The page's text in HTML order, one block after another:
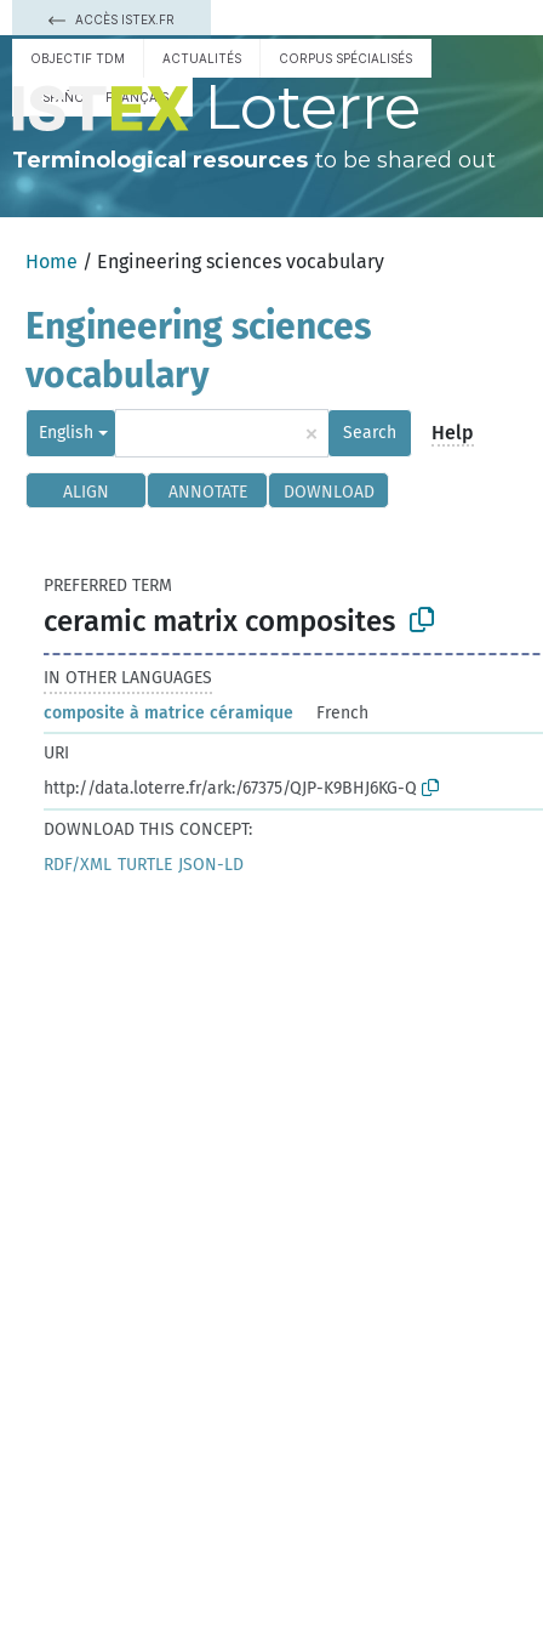
ACCÈS ISTEX.FR
OBJECTIF TDM ACTUALITÉS CORPUS SPÉCIALISÉS
ESPAÑOL FRANÇAIS Loterre
Terminological resourcesto be shared out
Home / Engineering sciences vocabulary
Engineering sciences
vocabulary
English × Search Help
ALIGN ANNOTATE DOWNLOAD
PREFERRED TERM
ceramic matrix composites
IN OTHER LANGUAGES
composite à matrice céramique
French
URI
http://data.loterre.fr/ark:/67375/QJP-K9BHJ6KG-Q
DOWNLOAD THIS CONCEPT:
RDF/XML TURTLE JSON-LD